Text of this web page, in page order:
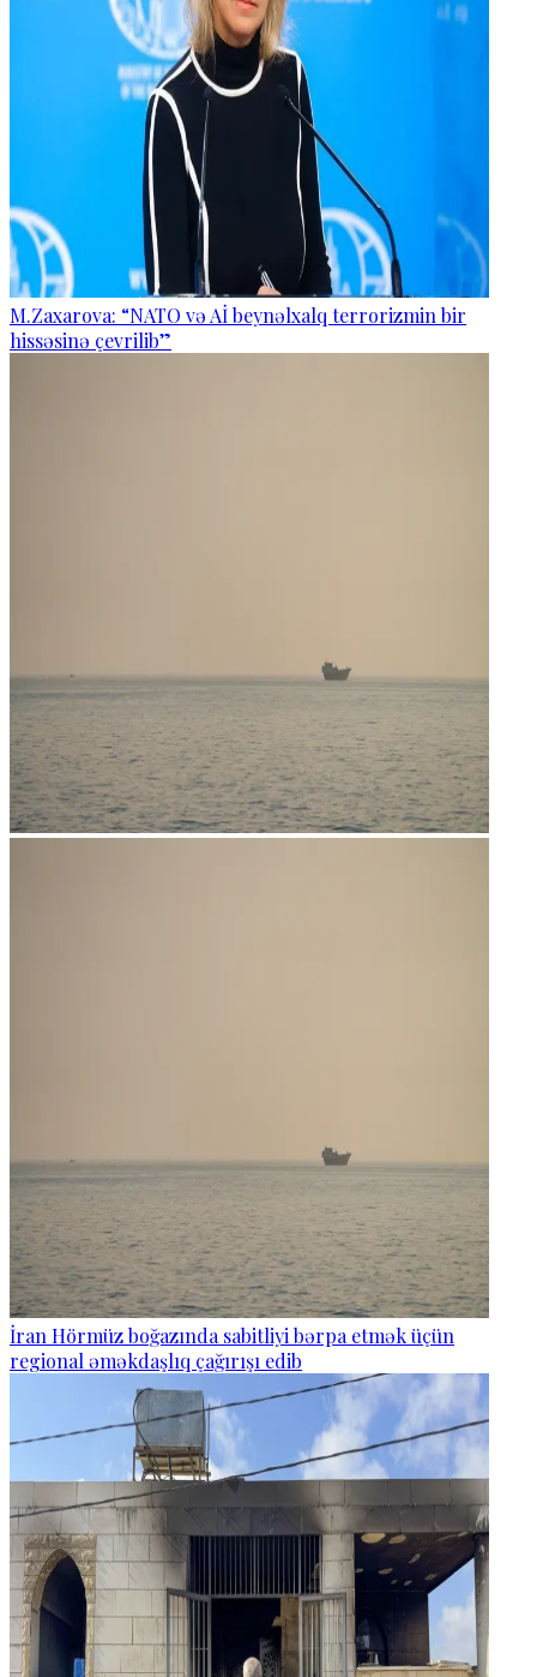
M.Zaxarova: “NATO və Aİ beynəlxalq terrorizmin bir
hissəsinə çevrilib”
İran Hörmüz boğazında sabitliyi bərpa etmək üçün
regional əməkdaşlıq çağırışı edib